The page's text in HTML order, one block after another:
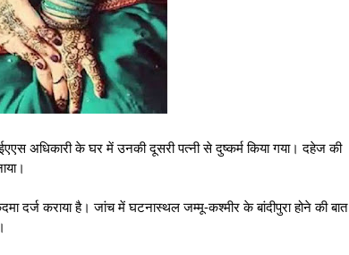
अधिकारी के घर में उनकी दूसरी पत्नी से दुष्कर्म किया गया। दहेज की
दर्ज कराया है। जांच में घटनास्थल जम्मू-कश्मीर के बांदीपुरा होने की बात